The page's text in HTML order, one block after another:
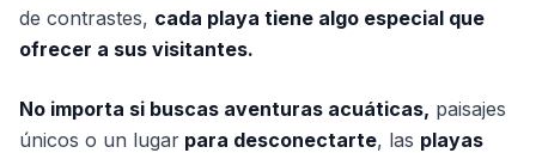
de contrastes, cada playa tiene algo especial que
ofrecer a sus visitantes.
No importa si buscas aventuras acuáticas, paisajes
únicos o un lugar para desconectarte, las playas